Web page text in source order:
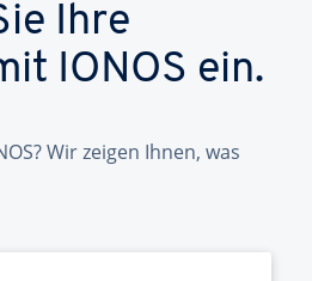
Ihre
IONOS ein.
Wir zeigen Ihnen, was